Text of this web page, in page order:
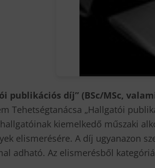
publikációs díj” (BSc/MSc,
Tehetségtanácsa „Hallgatói
kiemelkedő műszaki
elismerésére. A díj ugyanazon
adható. Az elismerésből